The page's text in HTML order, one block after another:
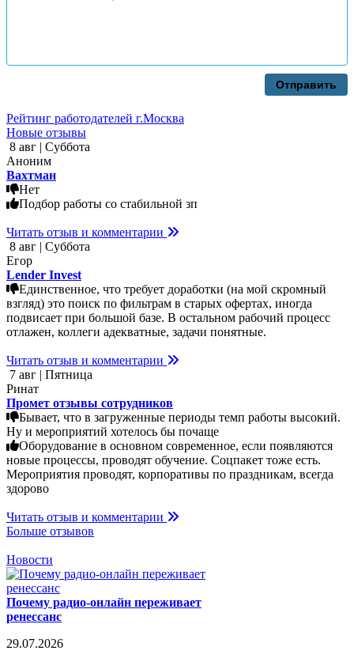
Отправить
Рейтинг работодателей г.Москва
Новые отзывы
8 авг | Суббота
Аноним
Вахтман
Нет
Подбор работы со стабильной зп
Читать отзыв и комментарии
8 авг | Суббота
Егор
Lender Invest
Единственное, что требует доработки (на мой скромный
взгляд) это поиск по фильтрам в старых офертах, иногда
подвисает при большой базе. В остальном рабочий процесс
отлажен, коллеги адекватные, задачи понятные.
Читать отзыв и комментарии
7 авг | Пятница
Ринат
Промет отзывы сотрудников
Бывает, что в загруженные периоды темп работы высокий.
Ну и мероприятий хотелось бы почаще
Оборудование в основном современное, если появляются
новые процессы, проводят обучение. Соцпакет тоже есть.
Мероприятия проводят, корпоративы по праздникам, всегда
здорово
Читать отзыв и комментарии
Больше отзывов
Новости
Почему радио-онлайн переживает
ренессанс
29.07.2026